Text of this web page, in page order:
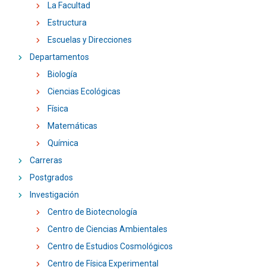
ESTUDIANTES
FUNCIONARIOS
La Facultad
Estructura
Escuelas y Direcciones
Departamentos
Biología
Ciencias Ecológicas
Física
Matemáticas
Química
Carreras
Postgrados
Investigación
Centro de Biotecnología
Centro de Ciencias Ambientales
Centro de Estudios Cosmológicos
Centro de Física Experimental